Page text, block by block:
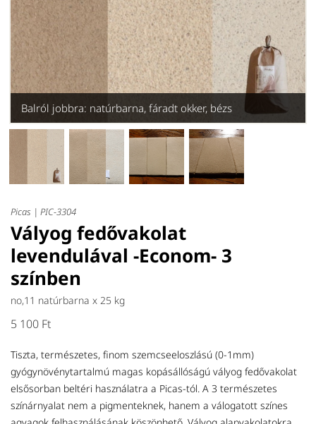
Balról jobbra: natúrbarna, fáradt okker, bézs
Picas | PIC-3304
Vályog fedővakolat
levendulával -Econom- 3
színben
no,11 natúrbarna x 25 kg
5 100 Ft
Tiszta, természetes, finom szemcseeloszlású (0-1mm)
gyógynövénytartalmú magas kopásállóságú vályog fedővakolat
elsősorban beltéri használatra a Picas-tól. A 3 természetes
színárnyalat nem a pigmenteknek, hanem a válogatott színes